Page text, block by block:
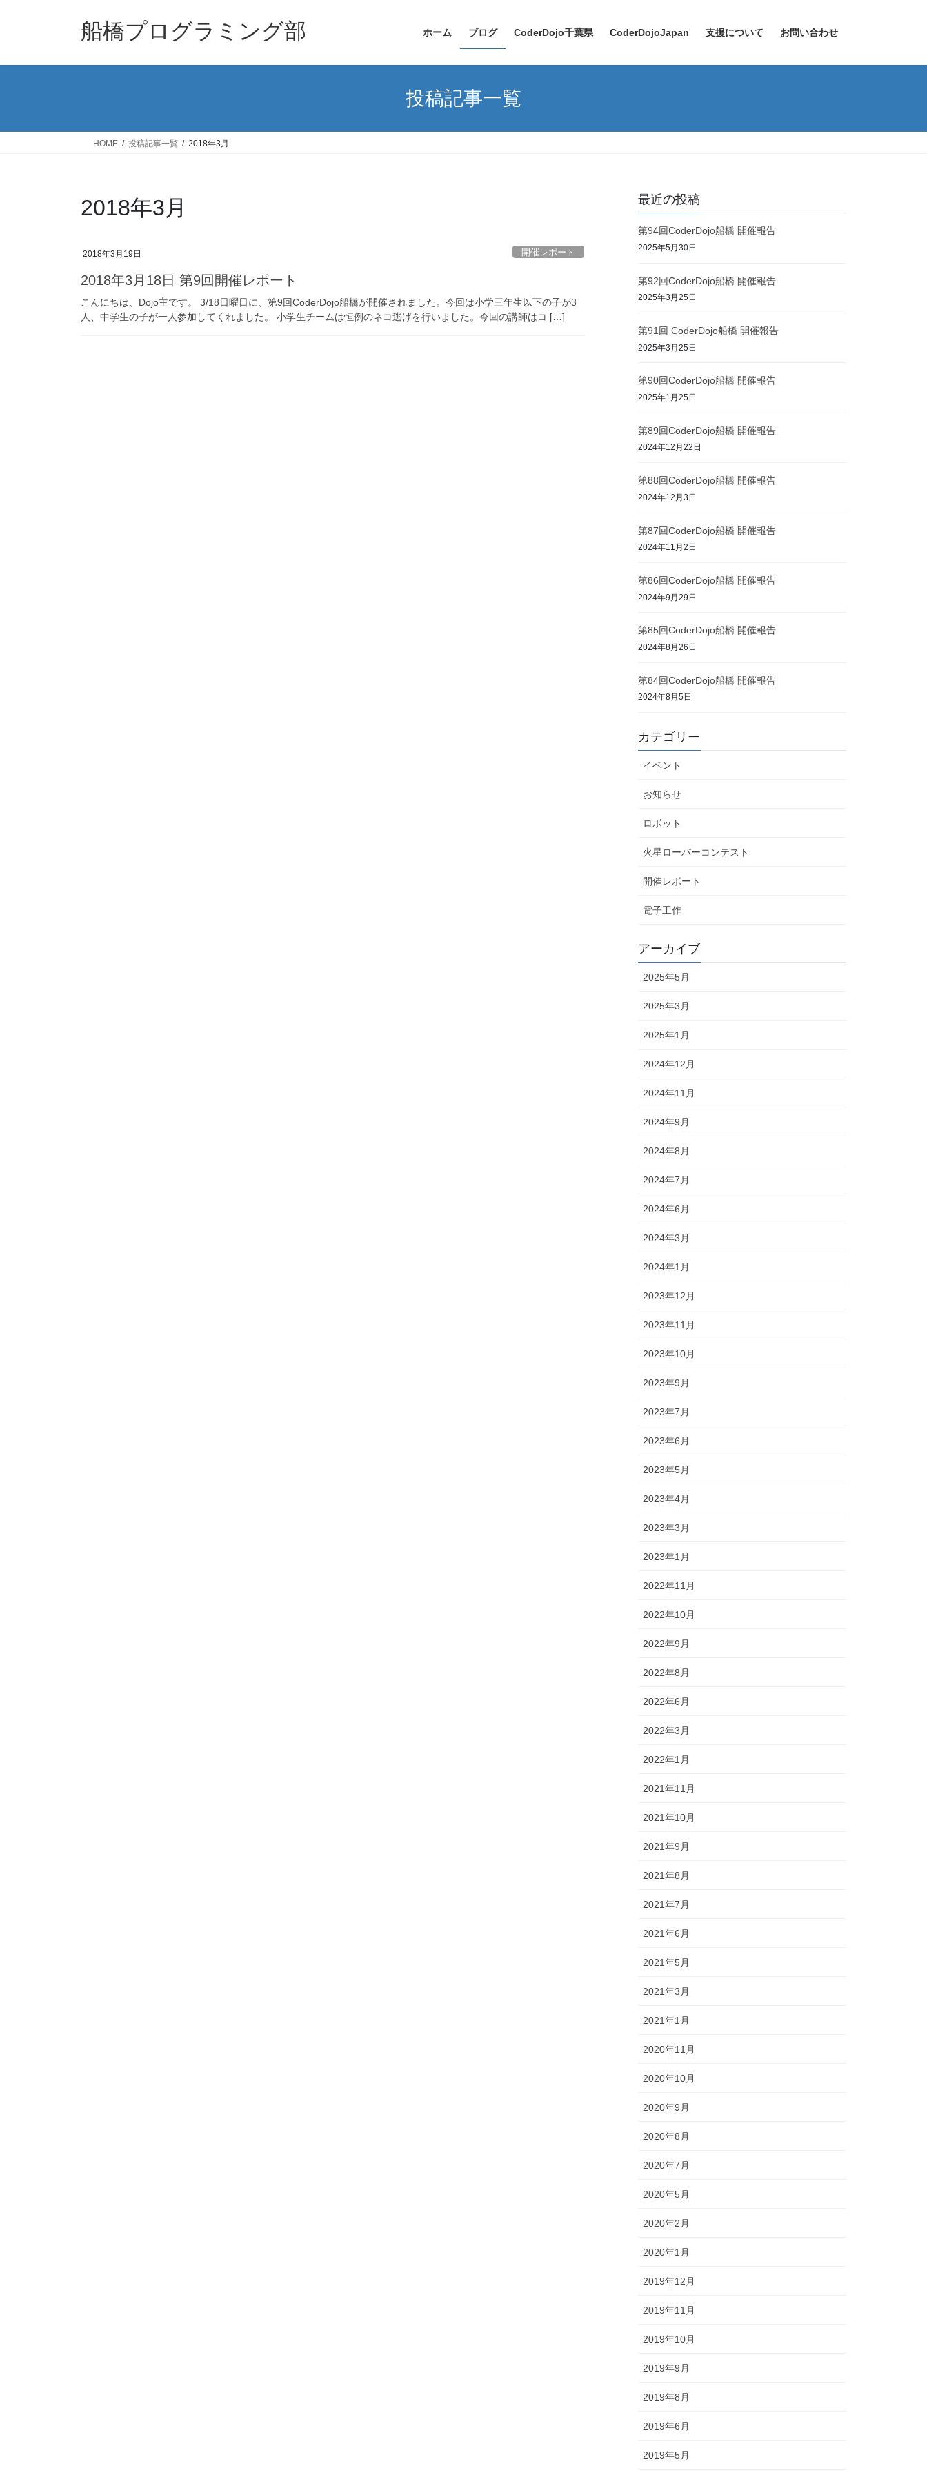
船橋プログラミング部 ホーム ブログ CoderDojo千葉県 CoderDojoJapan 支援について お問い合わせ
投稿記事一覧
HOME 投稿記事一覧 2018年3月
2018年3月
2018年3月19日 開催レポート
2018年3月18日 第9回開催レポート
こんにちは、Dojo主です。 3/18日曜日に、第9回CoderDojo船橋が開催されました。今回は小学三年生以下の子が3
人、中学生の子が一人参加してくれました。 小学生チームは恒例のネコ逃げを行いました。今回の講師はコ […]
最近の投稿
第94回CoderDojo船橋 開催報告
2025年5月30日
第92回CoderDojo船橋 開催報告
2025年3月25日
第91回 CoderDojo船橋 開催報告
2025年3月25日
第90回CoderDojo船橋 開催報告
2025年1月25日
第89回CoderDojo船橋 開催報告
2024年12月22日
第88回CoderDojo船橋 開催報告
2024年12月3日
第87回CoderDojo船橋 開催報告
2024年11月2日
第86回CoderDojo船橋 開催報告
2024年9月29日
第85回CoderDojo船橋 開催報告
2024年8月26日
第84回CoderDojo船橋 開催報告
2024年8月5日
カテゴリー
イベント
お知らせ
ロボット
火星ローバーコンテスト
開催レポート
電子工作
アーカイブ
2025年5月
2025年3月
2025年1月
2024年12月
2024年11月
2024年9月
2024年8月
2024年7月
2024年6月
2024年3月
2024年1月
2023年12月
2023年11月
2023年10月
2023年9月
2023年7月
2023年6月
2023年5月
2023年4月
2023年3月
2023年1月
2022年11月
2022年10月
2022年9月
2022年8月
2022年6月
2022年3月
2022年1月
2021年11月
2021年10月
2021年9月
2021年8月
2021年7月
2021年6月
2021年5月
2021年3月
2021年1月
2020年11月
2020年10月
2020年9月
2020年8月
2020年7月
2020年5月
2020年2月
2020年1月
2019年12月
2019年11月
2019年10月
2019年9月
2019年8月
2019年6月
2019年5月